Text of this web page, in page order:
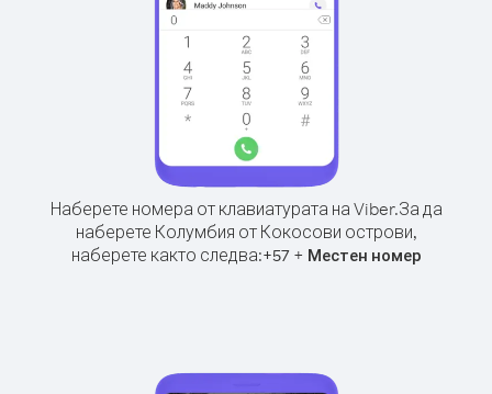
Наберете номера от клавиатурата на Viber.За да
наберете Колумбия от Кокосови острови,
наберете както следва:+57+ Местен номер